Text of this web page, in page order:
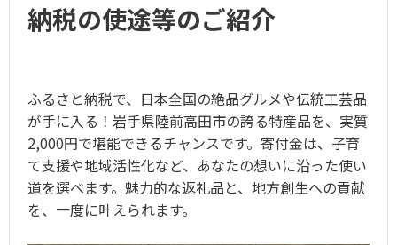
納税の使途等のご紹介
ふるさと納税で、日本全国の絶品グルメや伝統工芸品
が手に入る！岩手県陸前高田市の誇る特産品を、実質
2,000円で堪能できるチャンスです。寄付金は、子育
て支援や地域活性化など、あなたの想いに沿った使い
道を選べます。魅力的な返礼品と、地方創生への貢献
を、一度に叶えられます。